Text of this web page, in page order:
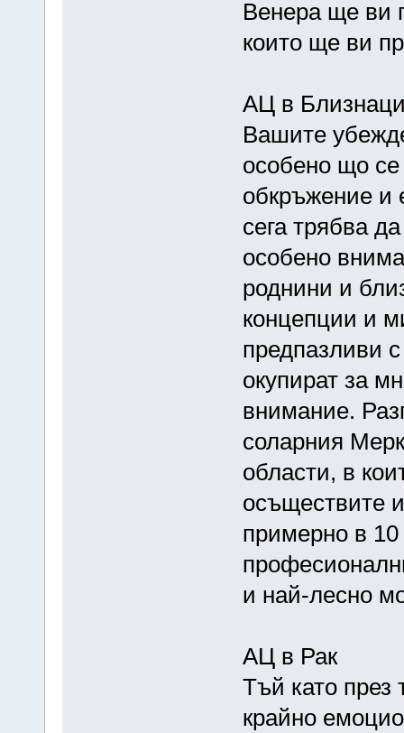
Венера ще ви
които ще ви
АЦ в
Вашите
особено що се
обкръжение и
сега трябва
особено
роднини и
концепции и
предпазливи
окупират за
внимание.
соларния
области, в
осъществите
примерно в
и най-лесно
АЦ в Рак
Тъй като през
крайно